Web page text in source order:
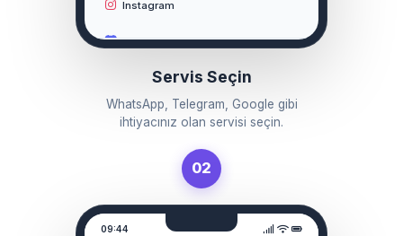
Instagram
Discord
Telegram
Tinder
Tüm Uygulamalar
Servis Seçin
WhatsApp, Telegram, Google gibi
ihtiyacınız olan servisi seçin.
02
09:44